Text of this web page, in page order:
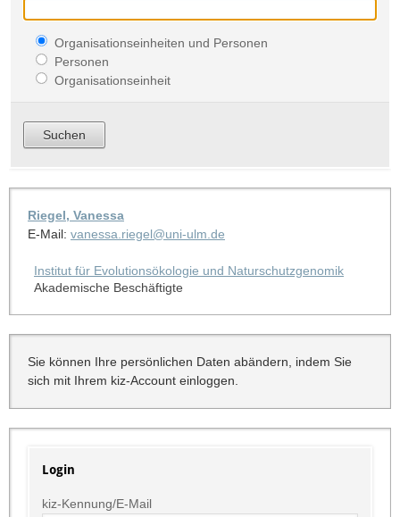
Organisationseinheiten und Personen
Personen
Organisationseinheit
Riegel, Vanessa
E-Mail: vanessa.riegel@uni-ulm.de
Institut für Evolutionsökologie und Naturschutzgenomik
Akademische Beschäftigte
Sie können Ihre persönlichen Daten abändern, indem Sie
sich mit Ihrem kiz-Account einloggen.
Login
kiz-Kennung/E-Mail